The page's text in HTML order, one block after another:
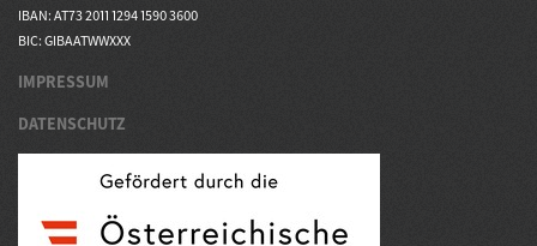
IBAN: AT73 2011 1294 1590 3600
BIC: GIBAATWWXXX
IMPRESSUM
DATENSCHUTZ